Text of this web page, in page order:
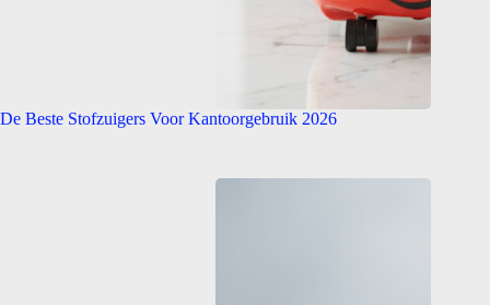
De Beste Stofzuigers Voor Kantoorgebruik 2026